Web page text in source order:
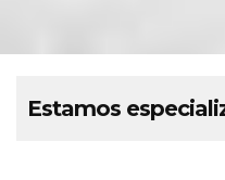
Estamos